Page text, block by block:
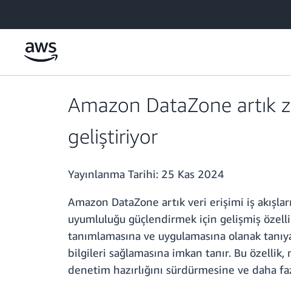
Amazon DataZone artık
geliştiriyor
Yayınlanma Tarihi: 25 Kas 2024
Amazon DataZone artık veri erişimi iş
uyumluluğu güçlendirmek için gelişmiş
tanımlamasına ve uygulamasına olanak
bilgileri sağlamasına imkan tanır. Bu
denetim hazırlığını sürdürmesine ve daha